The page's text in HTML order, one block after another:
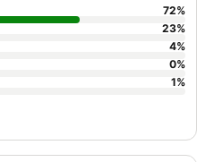
acomodar
opções sem
para o jardim.
72%
23%
4%
0%
1%